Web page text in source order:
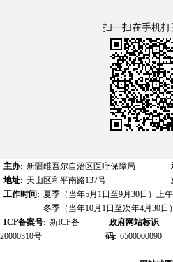
扫一扫在手机打
主办: 新疆维吾尔自治区医疗保障局
地址: 天山区和平南路137号
工作时间: 夏季（当年5月1日至9月30日）上
冬季（当年10月1日至次年4月30日
ICP备案号: 新ICP备
20000310号
政府网站标识
码: 6500000090